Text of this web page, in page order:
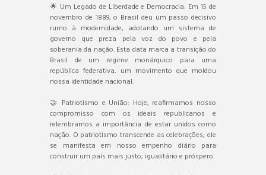
🌟 Um Legado de Liberdade e Democracia: Em 15 de
novembro de 1889, o Brasil deu um passo decisivo
rumo à modernidade, adotando um sistema de
governo que preza pela voz do povo e pela
soberania da nação. Esta data marca a transição do
Brasil de um regime monárquico para uma
república federativa, um movimento que moldou
nossa identidade nacional.
🤝 Patriotismo e União: Hoje, reafirmamos nosso
compromisso com os ideais republicanos e
relembramos a importância de estar unidos como
nação. O patriotismo transcende as celebrações; ele
se manifesta em nosso empenho diário para
construir um país mais justo, igualitário e próspero.